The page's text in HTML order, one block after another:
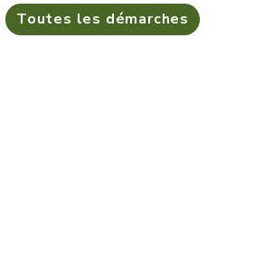
Toutes les démarches